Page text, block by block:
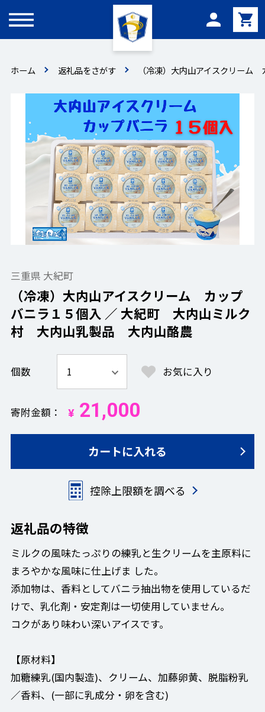
メニュー
ホーム 返礼品をさがす （冷凍）大内山アイスクリー
三重県 大紀町
（冷凍）大内山アイスクリーム カップ
バニラ１５個入 ／ 大紀町 大内山ミルク
村 大内山乳製品 大内山酪農
個数 お気に入り
寄附金額 ¥21,000
カートに入れる
控除上限額を調べる
返礼品の特徴
ミルクの風味たっぷりの練乳と生クリームを主原料に
まろやかな風味に仕上げま した。
添加物は、香料としてバニラ抽出物を使用しているだ
けで、乳化剤・安定剤は一切使用していません。
コクがあり味わい深いアイスです。
【原材料】
加糖練乳(国内製造)、クリーム、加藤卵黄、脱脂粉乳
／香料、(一部に乳成分・卵を含む)